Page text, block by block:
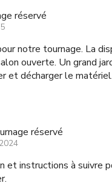
réservé
notre tournage. La
ouverte. Un grand
et décharger le
réservé
et instructions à suivre